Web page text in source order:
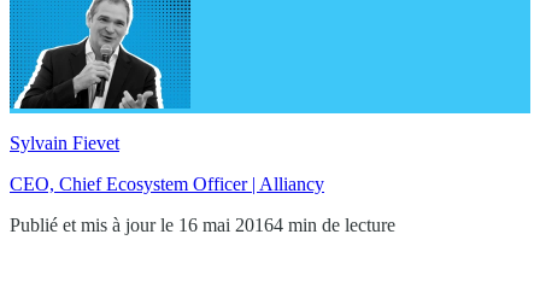
Sylvain Fievet
CEO, Chief Ecosystem Officer | Alliancy
Publié et mis à jour le 16 mai 20164 min de lecture